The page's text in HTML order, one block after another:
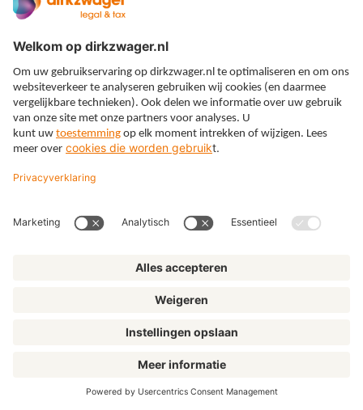
bewoordingen heeft de wetgever ten aanzien van
[12]Artikel 3:10 lid 3 Wft.
[13]Artikel 1 BrpWft.
beschikbaar op de site van DNB.
Zie C.A. Doets en N.A. Van Opbergen,
‘Meldplichten onder de Wft: spreken is zilver, zwijgen’,
Tijdschrift Aansprakelijkheids- en verzekeringsrecht in de